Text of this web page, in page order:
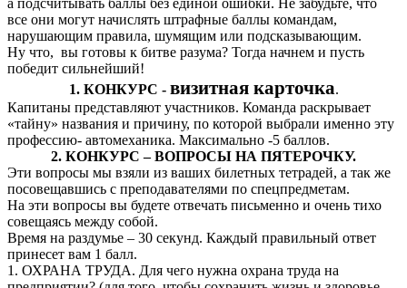
все они могут начислять штрафные баллы командам,
нарушающим правила, шумящим или подсказывающим.
Ну что, вы готовы к битве разума? Тогда начнем и пусть
победит сильнейший!
1. КОНКУРС - визитная карточка.
Капитаны представляют участников. Команда раскрывает
«тайну» названия и причину, по которой выбрали именно эту
профессию- автомеханика. Максимально -5 баллов.
2. КОНКУРС – ВОПРОСЫ НА ПЯТЕРОЧКУ.
Эти вопросы мы взяли из ваших билетных тетрадей, а так же
посовещавшись с преподавателями по спецпредметам.
На эти вопросы вы будете отвечать письменно и очень тихо
совещаясь между собой.
Время на раздумье – 30 секунд. Каждый правильный ответ
принесет вам 1 балл.
1. ОХРАНА ТРУДА. Для чего нужна охрана труда на